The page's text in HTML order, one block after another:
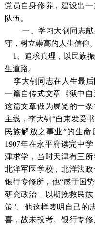
党员自身修养，建设出
队伍。
一、学习大钊同志献
守，树立崇高的人生信仰。
1、追求真理，以民族振
生道路。
李大钊同志在人生最
一篇自传式文章《狱中
这篇文章做为展览的一
主线，李大钊“自束发受
民族解放之事业”的生命
1907年在永平府读完中
津求学，当时天津有三所
北洋军医学校，北洋法
银行专修所，他“感于国
研究政治，以期挽救民族
策”。他这样表明自己的
喜，故未投考。银行专修